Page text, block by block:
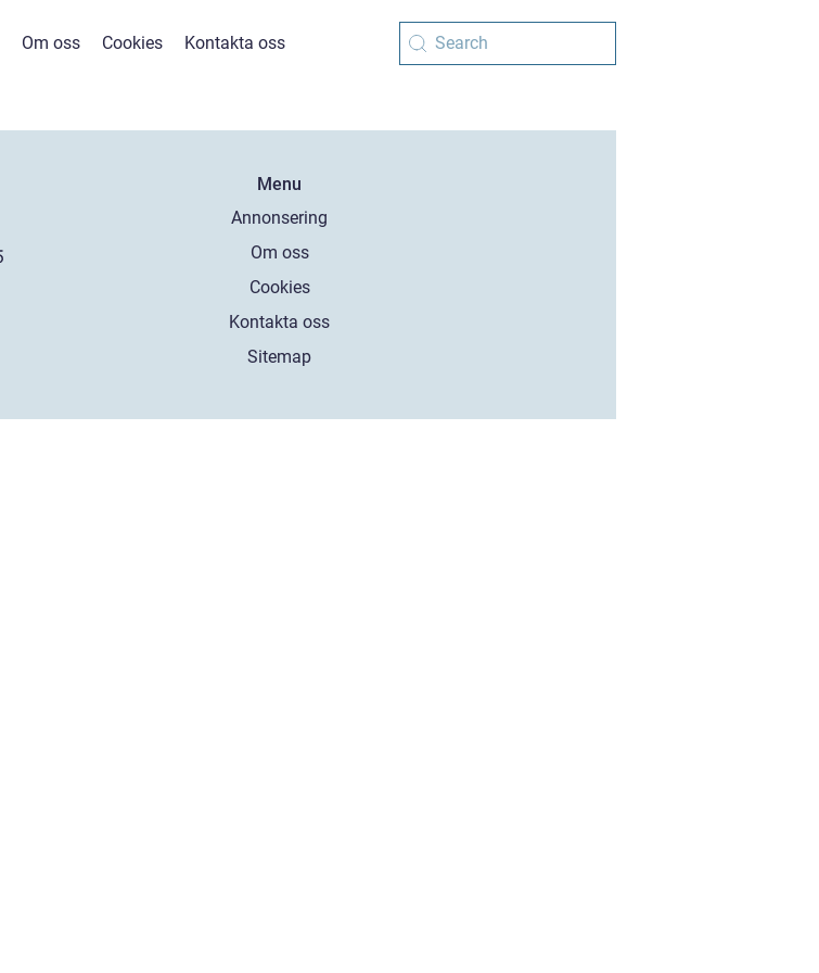
Om oss Cookies Kontakta oss
Menu
Annonsering
Om oss
Cookies
Kontakta oss
Sitemap